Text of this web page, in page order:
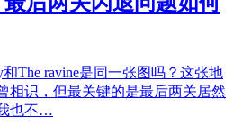
The ravine是同一张图吗？这张地
相识，但最关键的是最后两关居然
也不…